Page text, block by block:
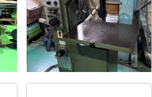
メーカー アンドソー
形 式 TA-300
年 式